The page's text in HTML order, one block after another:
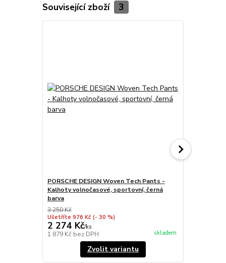
Související zboží 3
PORSCHE DESIGN Woven Tech Pants -
Kalhoty volnočasové, sportovní, černá
barva
3 250 Kč
Ušetříte 976 Kč (- 30 %)
2 274 Kč/ks
1 879 Kč bez DPH skladem
Zvolit variantu